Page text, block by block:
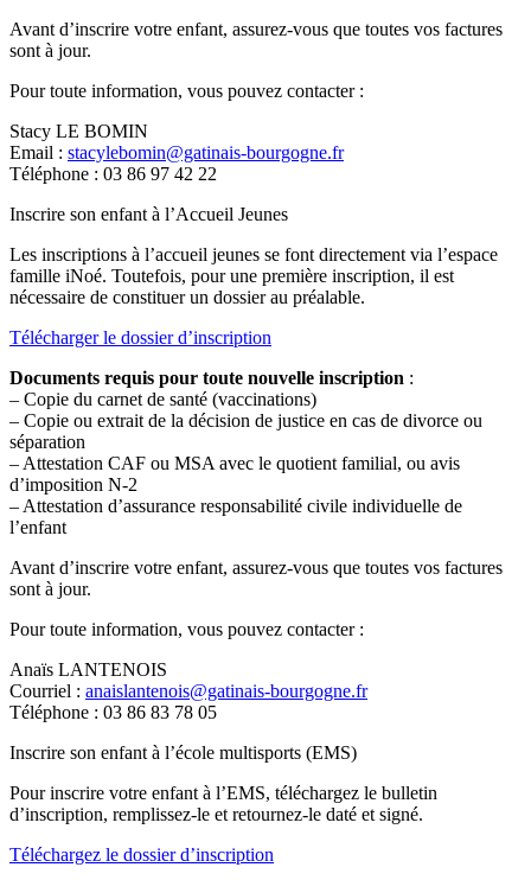
Avant d’inscrire votre enfant, assurez-vous que toutes vos factures
sont à jour.
Pour toute information, vous pouvez contacter :
Stacy LE BOMIN
Email : stacylebomin@gatinais-bourgogne.fr
Téléphone : 03 86 97 42 22
Inscrire son enfant à l’Accueil Jeunes
Les inscriptions à l’accueil jeunes se font directement via l’espace
famille iNoé. Toutefois, pour une première inscription, il est
nécessaire de constituer un dossier au préalable.
Télécharger le dossier d’inscription
Documents requis pour toute nouvelle inscription :
– Copie du carnet de santé (vaccinations)
– Copie ou extrait de la décision de justice en cas de divorce ou
séparation
– Attestation CAF ou MSA avec le quotient familial, ou avis
d’imposition N-2
– Attestation d’assurance responsabilité civile individuelle de
l’enfant
Avant d’inscrire votre enfant, assurez-vous que toutes vos factures
sont à jour.
Pour toute information, vous pouvez contacter :
Anaïs LANTENOIS
Courriel : anaislantenois@gatinais-bourgogne.fr
Téléphone : 03 86 83 78 05
Inscrire son enfant à l’école multisports (EMS)
Pour inscrire votre enfant à l’EMS, téléchargez le bulletin
d’inscription, remplissez-le et retournez-le daté et signé.
Téléchargez le dossier d’inscription